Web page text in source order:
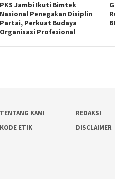
PKS Jambi Ikuti Bimtek
Nasional Penegakan Disiplin
Partai, Perkuat Budaya
Organisasi Profesional
TENTANG KAMI REDAKSI
KODE ETIK
DISCLAIMER